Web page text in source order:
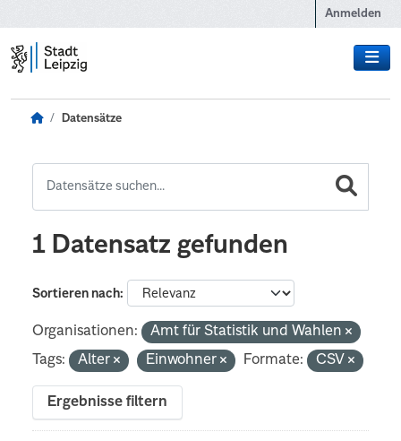
Anmelden
Datensätze
1 Datensatz gefunden
Sortieren nach
Organisationen:
Amt für Statistik und Wahlen
Tags:
Alter Einwohner Formate: CSV
Ergebnisse filtern